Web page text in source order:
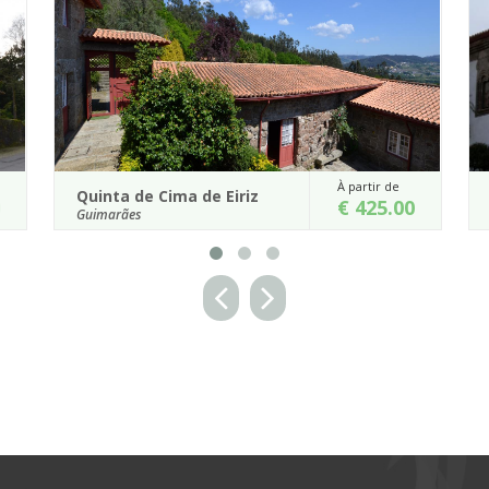
Quinta de Cima de Eiriz
Guimarães
À partir de
€ 425.00
Sur le versant sud du Monte da Penha, près de
Guimarães, s'érige la confortable Quinta de Cima